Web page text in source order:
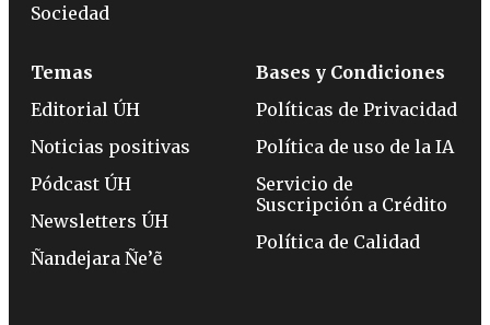
Sociedad
Temas
Editorial ÚH
Noticias positivas
Pódcast ÚH
Newsletters ÚH
Ñandejara Ñe’ẽ
Bases y Condiciones
Políticas de Privacidad
Política de uso de la IA
Servicio de
Suscripción a Crédito
Política de Calidad